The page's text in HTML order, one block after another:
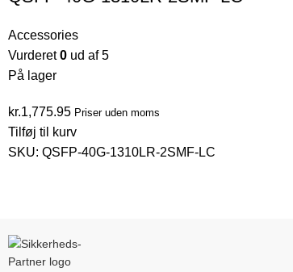
Accessories
Vurderet0 ud af 5
På lager
kr.1,775.95 Priser uden moms
Tilføj til kurv
SKU: QSFP-40G-1310LR-2SMF-LC